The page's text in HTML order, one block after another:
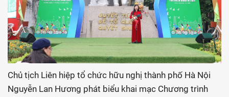
Chủ tịch Liên hiệp tổ chức hữu nghị thành phố Hà Nội
Nguyễn Lan Hương phát biểu khai mạc Chương trình